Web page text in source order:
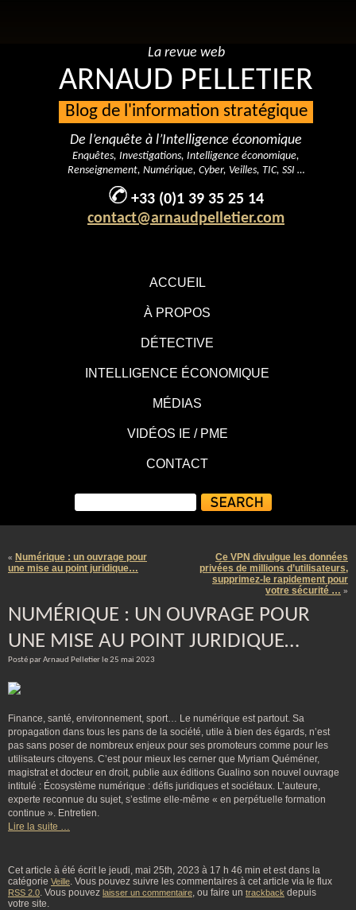
ACCUEIL
À PROPOS
DÉTECTIVE
INTELLIGENCE ÉCONOMIQUE
MÉDIAS
VIDÉOS IE / PME
CONTACT
La revue web
ARNAUD PELLETIER
Blog de l'information stratégique
De l’enquête à l’Intelligence économique
Enquêtes, Investigations, Intelligence économique,
Renseignement, Numérique, Cyber, Veilles, TIC, SSI …
+33 (0)1 39 35 25 14
contact@arnaudpelletier.com
« Numérique : un ouvrage pour
une mise au point juridique…
Ce VPN divulgue les données
privées de millions d’utilisateurs,
supprimez-le rapidement pour
votre sécurité … »
NUMÉRIQUE : UN OUVRAGE POUR
UNE MISE AU POINT JURIDIQUE…
Posté par Arnaud Pelletier le 25 mai 2023
Finance, santé, environnement, sport… Le numérique est partout. Sa
propagation dans tous les pans de la société, utile à bien des égards, n’est
pas sans poser de nombreux enjeux pour ses promoteurs comme pour les
utilisateurs citoyens. C’est pour mieux les cerner que Myriam Quéméner,
magistrat et docteur en droit, publie aux éditions Gualino son nouvel ouvrage
intitulé : Écosystème numérique : défis juridiques et sociétaux. L’auteure,
experte reconnue du sujet, s’estime elle-même « en perpétuelle formation
continue ». Entretien.
Lire la suite …
Cet article à été écrit le jeudi, mai 25th, 2023 à 17 h 46 min et est dans la
catégorie Veille. Vous pouvez suivre les commentaires à cet article via le flux
RSS 2.0. Vous pouvez laisser un commentaire, ou faire un trackback depuis
votre site.